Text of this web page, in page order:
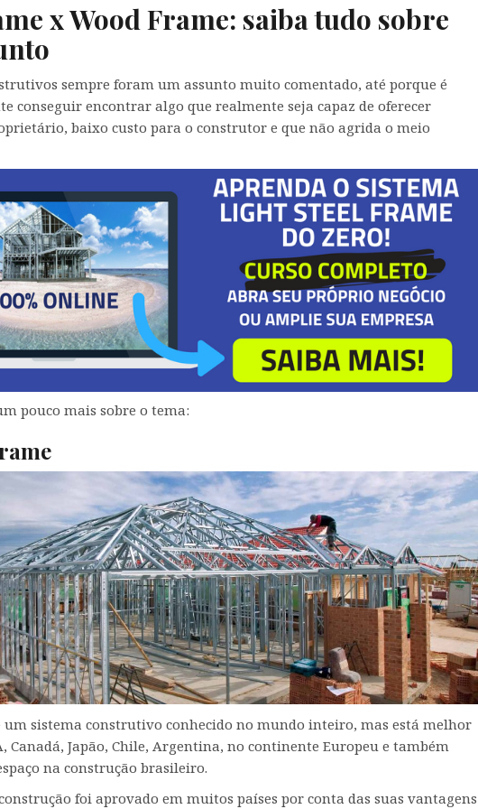
x Wood Frame: saiba tudo sobre
sempre foram um assunto muito comentado, até porque é
conseguir encontrar algo que realmente seja capaz de oferecer
baixo custo para o construtor e que não agrida o meio
pouco mais sobre o tema:
um sistema construtivo conhecido no mundo inteiro, mas está melhor
Canadá, Japão, Chile, Argentina, no continente Europeu e também
na construção brasileiro.
foi aprovado em muitos países por conta das suas vantagens